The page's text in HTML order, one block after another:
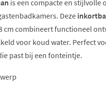
is een compacte en stijlvolle
Deze
cm combineert functioneel
voor koud water. Perfect
past bij een fonteintje.